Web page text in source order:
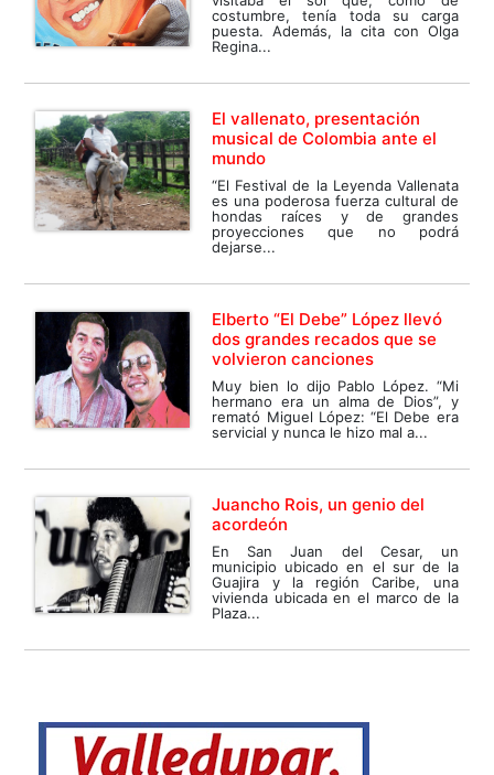
costumbre, tenía toda su carga
puesta. Además, la cita con Olga
Regina...
El vallenato, presentación
musical de Colombia ante el
mundo
“El Festival de la Leyenda Vallenata
es una poderosa fuerza cultural de
hondas raíces y de grandes
proyecciones que no podrá
dejarse...
Elberto “El Debe” López llevó
dos grandes recados que se
volvieron canciones
Muy bien lo dijo Pablo López. “Mi
hermano era un alma de Dios”, y
remató Miguel López: “El Debe era
servicial y nunca le hizo mal a...
Juancho Rois, un genio del
acordeón
En San Juan del Cesar, un
municipio ubicado en el sur de la
Guajira y la región Caribe, una
vivienda ubicada en el marco de la
Plaza...